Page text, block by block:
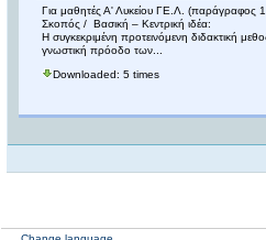
Για μαθητές Α' Λυκείου ΓΕ.Λ. (παράγραφος
Σκοπός / Βασική – Κεντρική ιδέα:
Η συγκεκριμένη προτεινόμενη διδακτική
γνωστική πρόοδο των...
Downloaded: 5 times